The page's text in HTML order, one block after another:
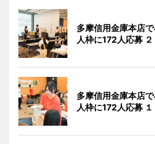
多摩信用金庫本店
人枠に172人応募 ２
多摩信用金庫本店
人枠に172人応募 １